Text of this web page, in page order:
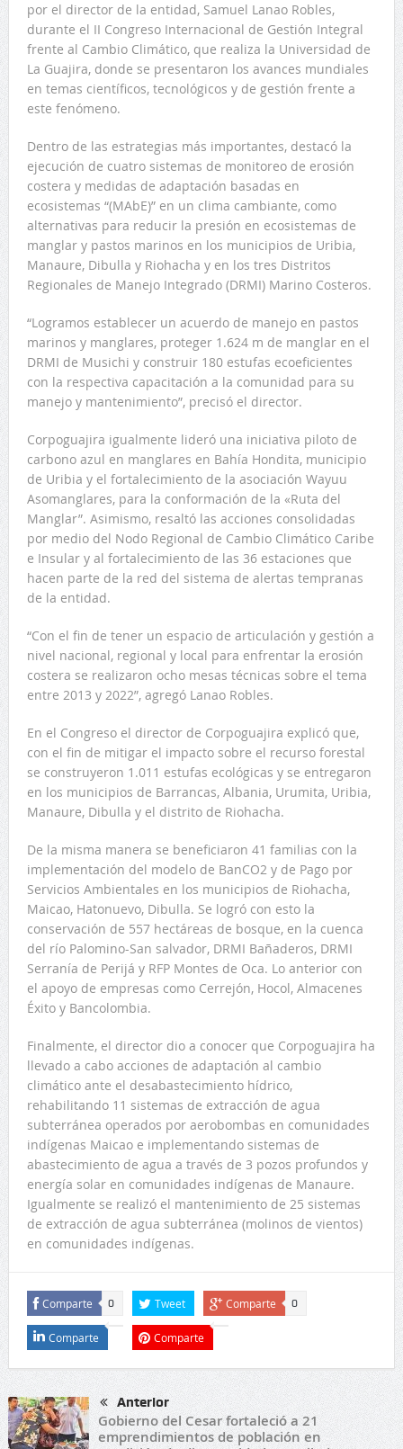
por el director de la entidad, Samuel Lanao Robles,
durante el II Congreso Internacional de Gestión Integral
frente al Cambio Climático, que realiza la Universidad de
La Guajira, donde se presentaron los avances mundiales
en temas científicos, tecnológicos y de gestión frente a
este fenómeno.
Dentro de las estrategias más importantes, destacó la
ejecución de cuatro sistemas de monitoreo de erosión
costera y medidas de adaptación basadas en
ecosistemas “(MAbE)” en un clima cambiante, como
alternativas para reducir la presión en ecosistemas de
manglar y pastos marinos en los municipios de Uribia,
Manaure, Dibulla y Riohacha y en los tres Distritos
Regionales de Manejo Integrado (DRMI) Marino Costeros.
“Logramos establecer un acuerdo de manejo en pastos
marinos y manglares, proteger 1.624 m de manglar en el
DRMI de Musichi y construir 180 estufas ecoeficientes
con la respectiva capacitación a la comunidad para su
manejo y mantenimiento”, precisó el director.
Corpoguajira igualmente lideró una iniciativa piloto de
carbono azul en manglares en Bahía Hondita, municipio
de Uribia y el fortalecimiento de la asociación Wayuu
Asomanglares, para la conformación de la «Ruta del
Manglar”. Asimismo, resaltó las acciones consolidadas
por medio del Nodo Regional de Cambio Climático Caribe
e Insular y al fortalecimiento de las 36 estaciones que
hacen parte de la red del sistema de alertas tempranas
de la entidad.
“Con el fin de tener un espacio de articulación y gestión a
nivel nacional, regional y local para enfrentar la erosión
costera se realizaron ocho mesas técnicas sobre el tema
entre 2013 y 2022”, agregó Lanao Robles.
En el Congreso el director de Corpoguajira explicó que,
con el fin de mitigar el impacto sobre el recurso forestal
se construyeron 1.011 estufas ecológicas y se entregaron
en los municipios de Barrancas, Albania, Urumita, Uribia,
Manaure, Dibulla y el distrito de Riohacha.
De la misma manera se beneficiaron 41 familias con la
implementación del modelo de BanCO2 y de Pago por
Servicios Ambientales en los municipios de Riohacha,
Maicao, Hatonuevo, Dibulla. Se logró con esto la
conservación de 557 hectáreas de bosque, en la cuenca
del río Palomino-San salvador, DRMI Bañaderos, DRMI
Serranía de Perijá y RFP Montes de Oca. Lo anterior con
el apoyo de empresas como Cerrejón, Hocol, Almacenes
Éxito y Bancolombia.
Finalmente, el director dio a conocer que Corpoguajira ha
llevado a cabo acciones de adaptación al cambio
climático ante el desabastecimiento hídrico,
rehabilitando 11 sistemas de extracción de agua
subterránea operados por aerobombas en comunidades
indígenas Maicao e implementando sistemas de
abastecimiento de agua a través de 3 pozos profundos y
energía solar en comunidades indígenas de Manaure.
Igualmente se realizó el mantenimiento de 25 sistemas
de extracción de agua subterránea (molinos de vientos)
en comunidades indígenas.
Comparte 0 Tweet Comparte 0
Comparte Comparte
Anterior
Gobierno del Cesar fortaleció a 21
emprendimientos de población en